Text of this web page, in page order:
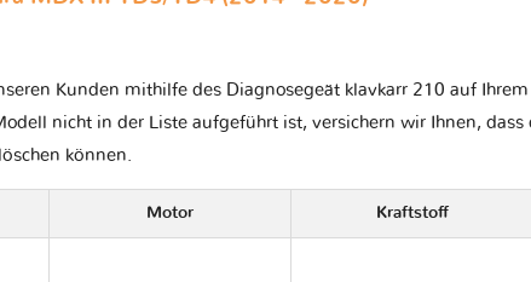
Kunden mithilfe des Diagnosegeät klavkarr 210 auf
nicht in der Liste aufgeführt ist, versichern wir Ihnen, dass
können.
Motor Kraftstoff